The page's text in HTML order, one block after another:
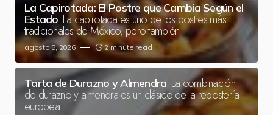
La Capirotada: El Postre que Cambia Según el
Estado La capirotada es uno de los postres más
tradicionales de México, pero también
agosto 5, 2026 2 minute read
Tarta de Durazno y Almendra La combinación
de durazno y almendra es un clásico de la repostería
europea